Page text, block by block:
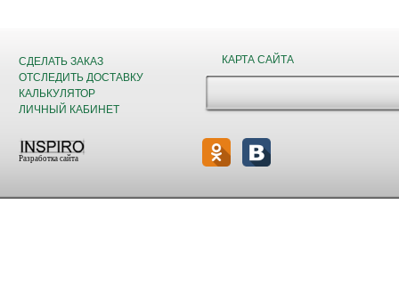
СДЕЛАТЬ ЗАКАЗ
ОТСЛЕДИТЬ ДОСТАВКУ
КАЛЬКУЛЯТОР
ЛИЧНЫЙ КАБИНЕТ
КАРТА САЙТА
Разработка сайта